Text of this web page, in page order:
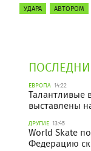
УДАРА
АВТОРОМ
ЕВРОПА 14:22
Талантливые
выставлены
ДРУГИЕ 13:45
World Skate
Федерацию